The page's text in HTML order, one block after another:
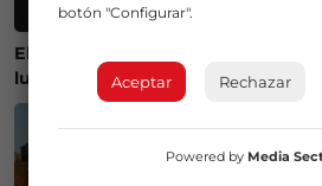
El Gobierno lanza un visor web
lugar donde ver el eclipse solar del
botón "Configurar".
Aceptar Rechazar
Powered by Media